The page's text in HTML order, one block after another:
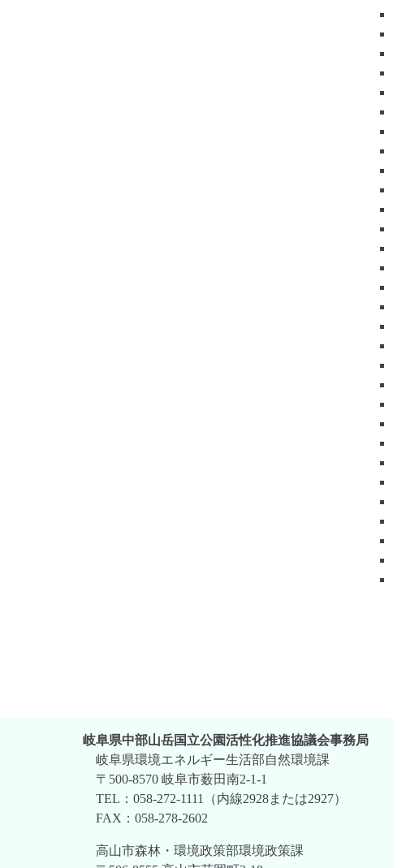
岐阜県中部山岳国立公園活性化推進協議会事務局
岐阜県環境エネルギー生活部自然環境課
〒500-8570 岐阜市薮田南2-1-1
TEL：058-272-1111（内線2928または2927）
FAX：058-278-2602
高山市森林・環境政策部環境政策課